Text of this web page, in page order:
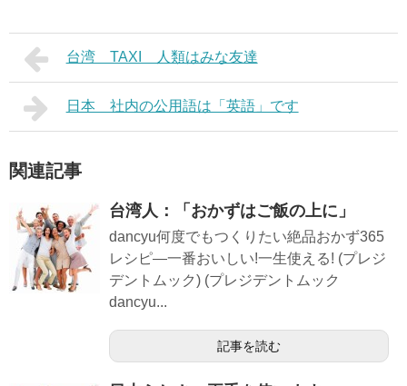
台湾 TAXI 人類はみな友達
日本 社内の公用語は「英語」です
関連記事
台湾人：「おかずはご飯の上に」
dancyu何度でもつくりたい絶品おかず365
レシピ―一番おいしい!一生使える! (プレジ
デントムック) (プレジデントムック
dancyu...
記事を読む